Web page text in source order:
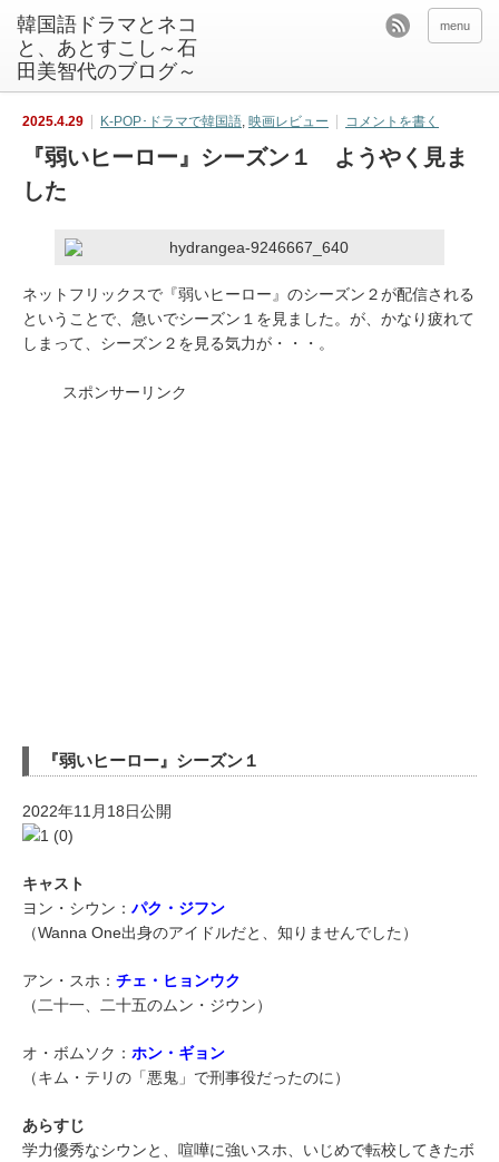
韓国語ドラマとネコ
と、あとすこし～石
田美智代のブログ～
menu
2025.4.29 K-POP･ドラマで韓国語, 映画レビュー コメントを書く
『弱いヒーロー』シーズン１ ようやく見ま
した
ネットフリックスで『弱いヒーロー』のシーズン２が配信される
ということで、急いでシーズン１を見ました。が、かなり疲れて
しまって、シーズン２を見る気力が・・・。
スポンサーリンク
『弱いヒーロー』シーズン１
2022年11月18日公開
キャスト
ヨン・シウン： パク・ジフン
（Wanna One出身のアイドルだと、知りませんでした）
アン・スホ： チェ・ヒョンウク
（二十一、二十五のムン・ジウン）
オ・ボムソク： ホン・ギョン
（キム・テリの「悪鬼」で刑事役だったのに）
あらすじ
学力優秀なシウンと、喧嘩に強いスホ、いじめで転校してきたボ